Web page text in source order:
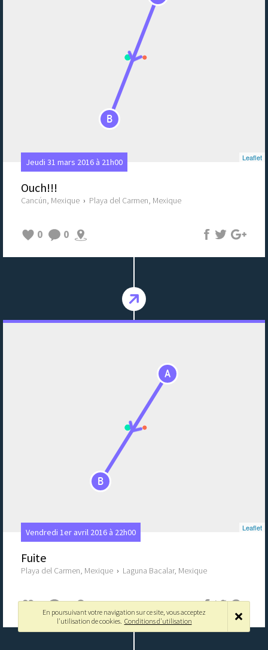
B
Leaflet
Jeudi 31 mars 2016 à 21h00
Ouch!!!
Cancún, Mexique › Playa del Carmen, Mexique
0 0
A
B
Leaflet
Vendredi 1er avril 2016 à 22h00
Fuite
Playa del Carmen, Mexique › Laguna Bacalar, Mexique
0 0
En poursuivant votre navigation sur ce site, vous acceptez
l'utilisation de cookies. Conditions d'utilisation